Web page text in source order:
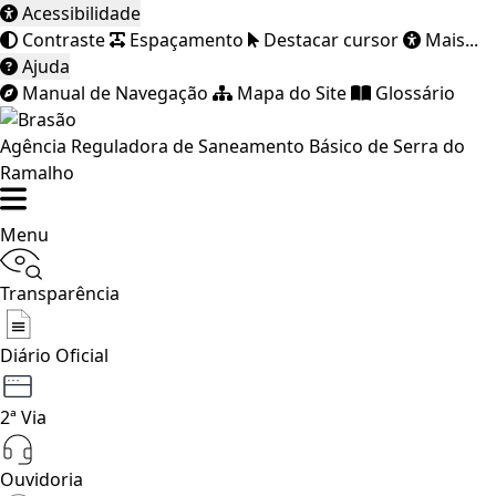
Acessibilidade
Contraste
Espaçamento Destacar cursor
Mais...
Ajuda
Manual de Navegação
Mapa do Site Glossário
Agência Reguladora de Saneamento Básico de Serra do
Ramalho
Menu
Transparência
Diário Oficial
2ª Via
Ouvidoria